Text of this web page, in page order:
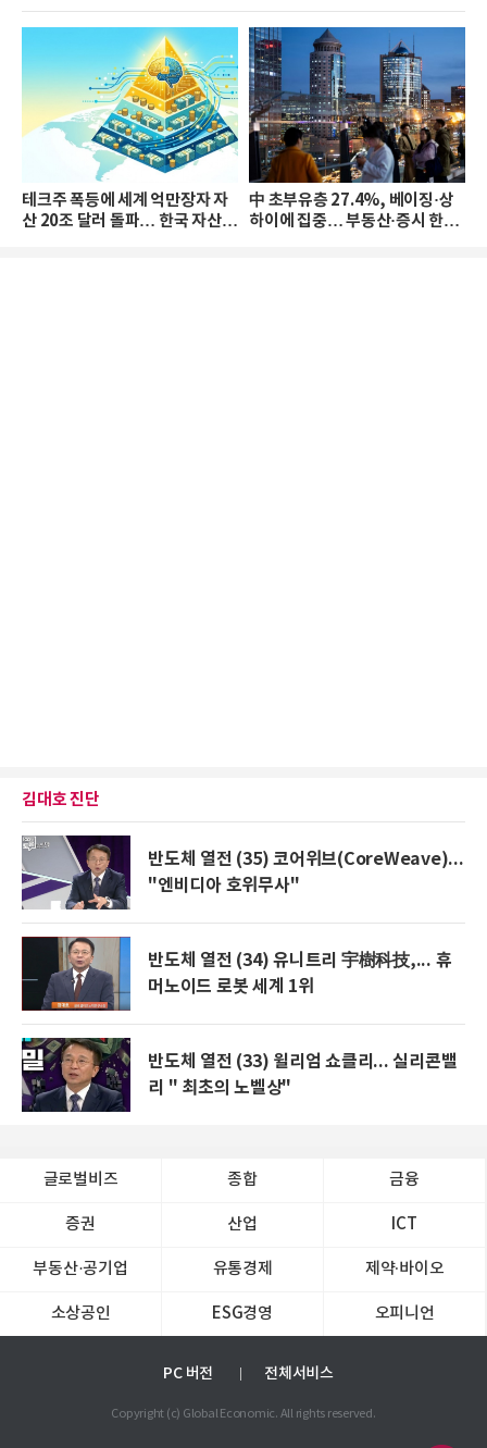
테크주 폭등에 세계 억만장자 자
산 20조 달러 돌파… 한국 자산
中 초부유층 27.4%, 베이징·상
하이에 집중… 부동산·증시 한파
김대호 진단
반도체 열전 (35) 코어위브(CoreWeave)...
"엔비디아 호위무사"
반도체 열전 (34) 유니트리 宇樹科技,... 휴
머노이드 로봇 세계 1위
반도체 열전 (33) 윌리엄 쇼클리... 실리콘밸
리 " 최초의 노벨상"
글로벌비즈 종합 금융
증권 산업 ICT
부동산·공기업 유통경제 제약∙바이오
소상공인 ESG경영 오피니언
PC 버전 전체서비스
Copyright (c) Global Economic. All rights reserved.